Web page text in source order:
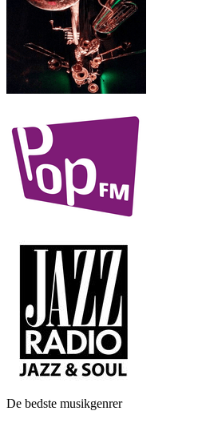
De bedste musikgenrer